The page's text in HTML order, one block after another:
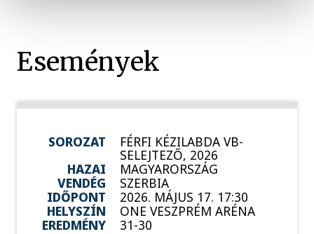
Események
SOROZAT FÉRFI KÉZILABDA VB-
SELEJTEZŐ, 2026
HAZAI
MAGYARORSZÁG
VENDÉG
SZERBIA
IDŐPONT
2026. MÁJUS 17. 17:30
HELYSZÍN
ONE VESZPRÉM ARÉNA
EREDMÉNY
31-30